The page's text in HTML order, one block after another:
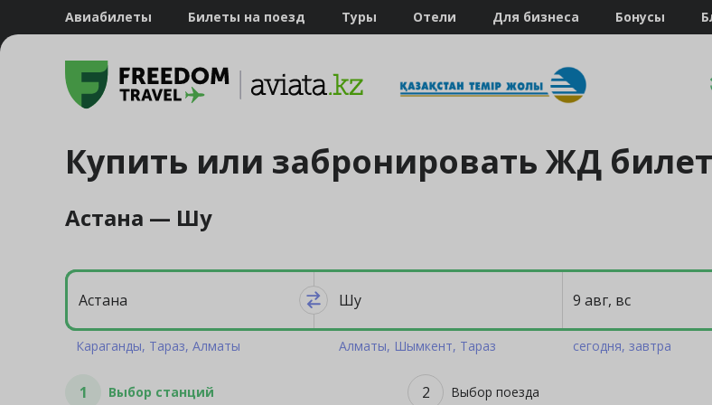
Авиабилеты Билеты на поезд Туры Отели Для бизнеса Бонусы
Купить или забронировать ЖД
Астана — Шу
Караганды Тараз Алматы Алматы Шымкент Тараз
9 авг, вс
сегодня завтра
1 Выбор станций 2 Выбор поезда